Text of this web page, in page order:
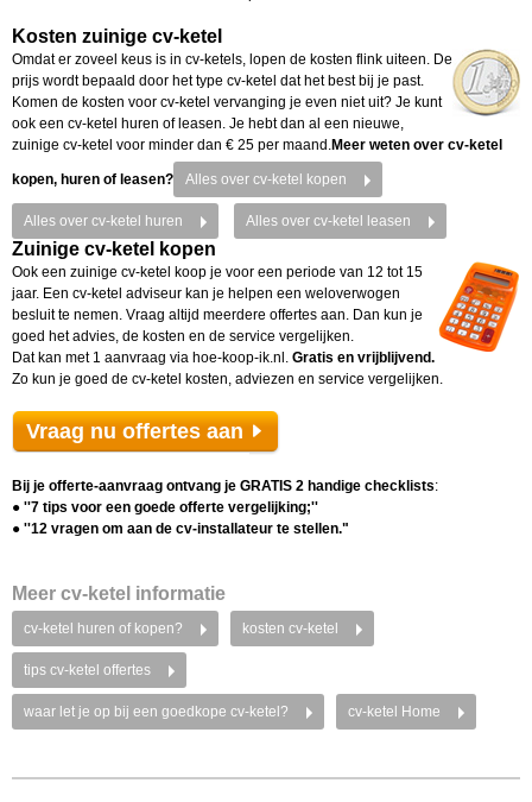
Kosten zuinige cv-ketel
Omdat er zoveel keus is in cv-ketels, lopen de kosten flink uiteen. De
prijs wordt bepaald door het type cv-ketel dat het best bij je past.
Komen de kosten voor cv-ketel vervanging je even niet uit? Je kunt
ook een cv-ketel huren of leasen. Je hebt dan al een nieuwe,
zuinige cv-ketel voor minder dan € 25 per maand.Meer weten over cv-ketel
kopen, huren of leasen? Alles over cv-ketel kopen
Alles over cv-ketel huren Alles over cv-ketel leasen
Zuinige cv-ketel kopen
Ook een zuinige cv-ketel koop je voor een periode van 12 tot 15
jaar. Een cv-ketel adviseur kan je helpen een weloverwogen
besluit te nemen. Vraag altijd meerdere offertes aan. Dan kun je
goed het advies, de kosten en de service vergelijken.
Dat kan met 1 aanvraag via hoe-koop-ik.nl. Gratis en vrijblijvend.
Zo kun je goed de cv-ketel kosten, adviezen en service vergelijken.
Vraag nu offertes aan
Bij je offerte-aanvraag ontvang je GRATIS 2 handige checklists:
● ''7 tips voor een goede offerte vergelijking;''
● ''12 vragen om aan de cv-installateur te stellen."
Meer cv-ketel informatie
cv-ketel huren of kopen? kosten cv-ketel
tips cv-ketel offertes
waar let je op bij een goedkope cv-ketel? cv-ketel Home